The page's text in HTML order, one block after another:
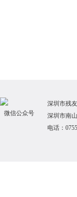
微信公众号
深圳市残
深圳市南
电话：